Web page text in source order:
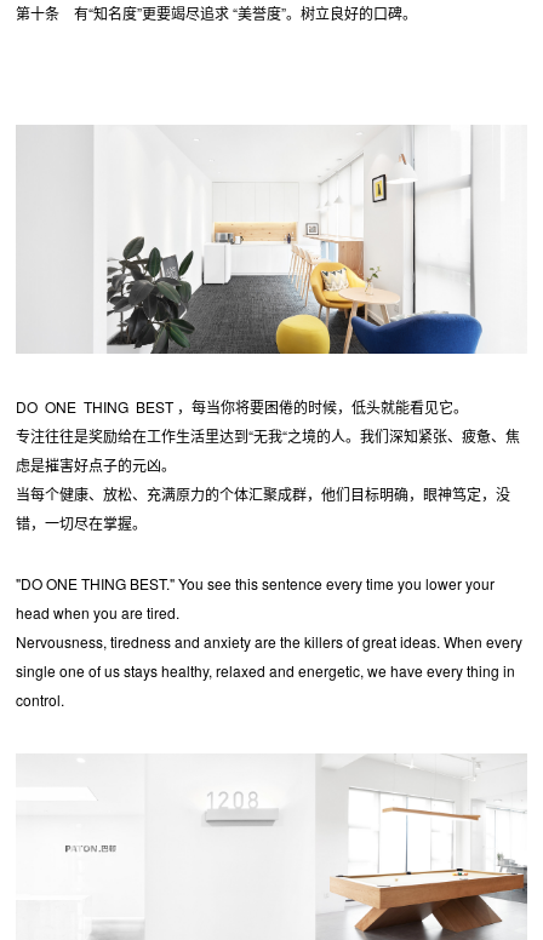
第十条 有“知名度”更要竭尽追求 “美誉度”。树立良好的口碑。
DO ONE THING BEST ，每当你将要困倦的时候，低头就能看见它。
专注往往是奖励给在工作生活里达到“无我“之境的人。我们深知紧张、疲惫、焦
虑是摧害好点子的元凶。
当每个健康、放松、充满原力的个体汇聚成群，他们目标明确，眼神笃定，没
错，一切尽在掌握。
"DO ONE THING BEST." You see this sentence every time you lower your
head when you are tired.
Nervousness, tiredness and anxiety are the killers of great ideas. When every
single one of us stays healthy, relaxed and energetic, we have every thing in
control.